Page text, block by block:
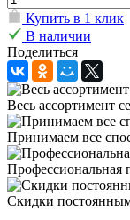
Купить в 1 клик
В наличии
Поделиться
Весь ассортимент
Принимаем все
Профессиональная
Скидки